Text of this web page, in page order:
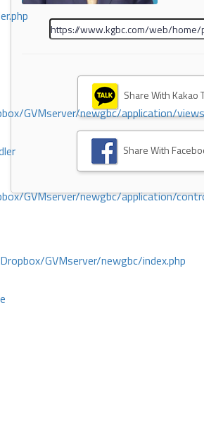
GVMserver/newgbc/application/
GVMserver/newgbc/application/
GVMserver/newgbc/index.php
Share With Kakao
Share With